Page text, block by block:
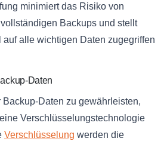
minimiert das Risiko von
Backups und stellt
auf alle wichtigen Daten zugegriffen
Daten
Daten zu gewährleisten,
Verschlüsselungstechnologie
Verschlüsselung werden die